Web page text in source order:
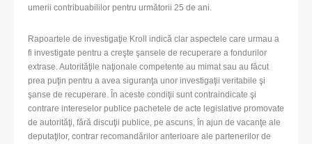
umerii contribuabililor pentru următorii 25 de ani.
Rapoartele de investigaţie Kroll indică clar aspectele care urmau a
fi investigate pentru a creşte şansele de recuperare a fondurilor
extrase. Autorităţile naţionale competente au mimat sau au făcut
prea puţin pentru a avea siguranţa unor investigaţii veritabile şi
şanse de recuperare. În aceste condiţii sunt contraindicate şi
contrare intereselor publice pachetele de acte legislative promovate
de autorităţi, fără discuţii publice, pe ascuns, în ajun de vacanţe ale
deputaţilor, contrar recomandărilor anterioare ale partenerilor de